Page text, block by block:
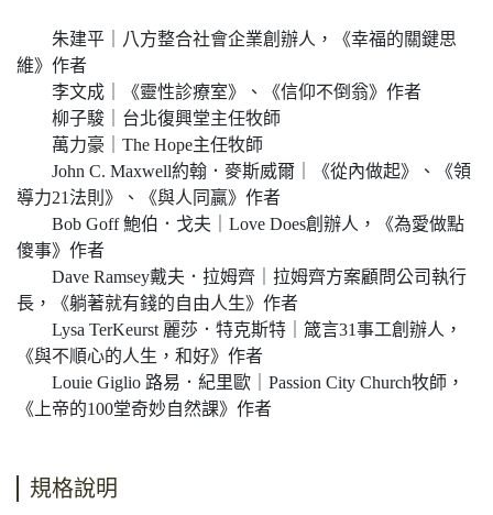
朱建平｜八方整合社會企業創辦人，《幸福的關鍵思
維》作者
李文成｜《靈性診療室》、《信仰不倒翁》作者
柳子駿｜台北復興堂主任牧師
萬力豪｜The Hope主任牧師
John C. Maxwell約翰．麥斯威爾｜《從內做起》、《領
導力21法則》、《與人同贏》作者
Bob Goff 鮑伯．戈夫｜Love Does創辦人，《為愛做點
傻事》作者
Dave Ramsey戴夫．拉姆齊｜拉姆齊方案顧問公司執行
長，《躺著就有錢的自由人生》作者
Lysa TerKeurst 麗莎．特克斯特｜箴言31事工創辦人，
《與不順心的人生，和好》作者
Louie Giglio 路易．紀里歐｜Passion City Church牧師，
《上帝的100堂奇妙自然課》作者
規格說明